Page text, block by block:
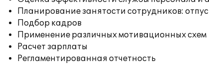
Планирование занятости сотрудников:
Подбор кадров
Применение различных мотивационных схем
Расчет зарплаты
Регламентированная отчетность